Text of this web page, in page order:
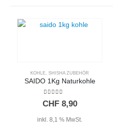
KOHLE SHISHA ZUBEHÖR
SAIDO 1Kg Naturkohle
5.00out of 5
CHF8,90
inkl. 8,1 % MwSt.